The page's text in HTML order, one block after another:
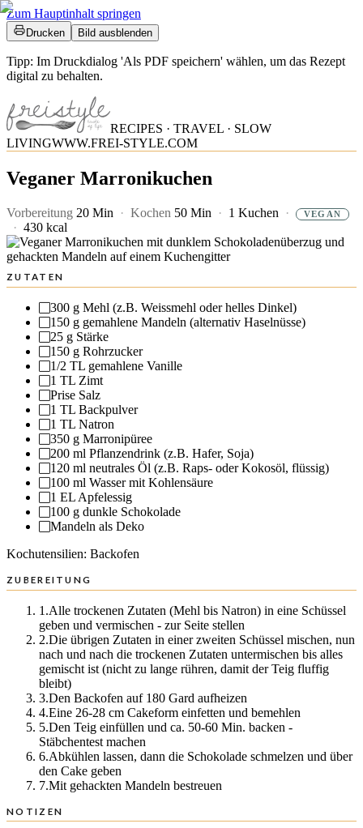
Zum Hauptinhalt springen
Drucken Bild ausblenden
Tipp: Im Druckdialog 'Als PDF speichern' wählen, um das Rezept
digital zu behalten.
RECIPES · TRAVEL · SLOW
LIVINGWWW.FREI-STYLE.COM
Veganer Marronikuchen
Vorbereitung 20 Min · Kochen 50 Min · 1 Kuchen · VEGAN
· 430 kcal
ZUTATEN
300 g Mehl (z.B. Weissmehl oder helles Dinkel)
150 g gemahlene Mandeln (alternativ Haselnüsse)
25 g Stärke
150 g Rohrzucker
1/2 TL gemahlene Vanille
1 TL Zimt
Prise Salz
1 TL Backpulver
1 TL Natron
350 g Marronipüree
200 ml Pflanzendrink (z.B. Hafer, Soja)
120 ml neutrales Öl (z.B. Raps- oder Kokosöl, flüssig)
100 ml Wasser mit Kohlensäure
1 EL Apfelessig
100 g dunkle Schokolade
Mandeln als Deko
Kochutensilien: Backofen
ZUBEREITUNG
1 .Alle trockenen Zutaten (Mehl bis Natron) in eine Schüssel
geben und vermischen - zur Seite stellen
2.Die übrigen Zutaten in einer zweiten Schüssel mischen, nun
nach und nach die trockenen Zutaten untermischen bis alles
gemischt ist (nicht zu lange rühren, damit der Teig fluffig
bleibt)
3.Den Backofen auf 180 Gard aufheizen
4.Eine 26-28 cm Cakeform einfetten und bemehlen
5.Den Teig einfüllen und ca. 50-60 Min. backen -
Stäbchentest machen
6.Abkühlen lassen, dann die Schokolade schmelzen und über
den Cake geben
7.Mit gehackten Mandeln bestreuen
NOTIZEN